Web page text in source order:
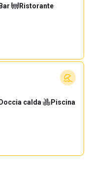
Bar· Ristorante·
Doccia calda·
Piscina